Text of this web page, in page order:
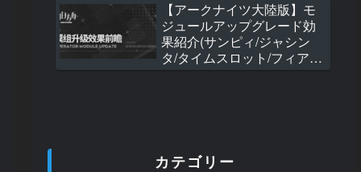
【アークナイツ大陸版】モ
ジュールアップグレード効
果紹介(サンピィ/ジャシン
タ/タイムスロット/フィアメ
ッタ/百錬ガヴィル)
ト』(栓抜き)」
404 views
【アークナイツ
カテゴリー